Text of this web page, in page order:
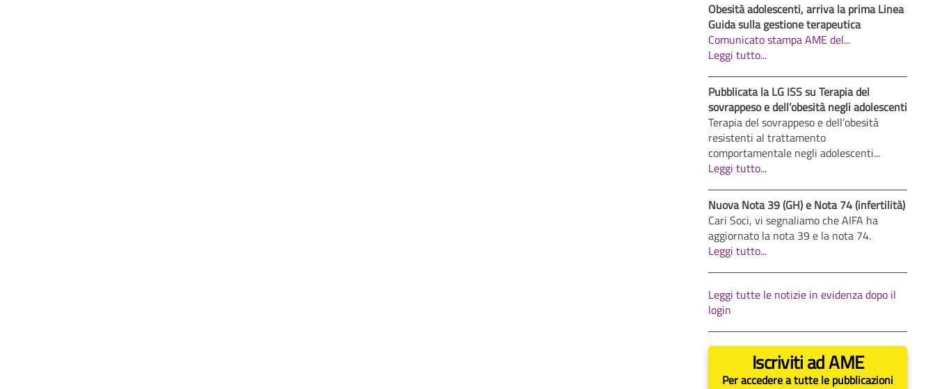
Obesità adolescenti, arriva la prima Linea
Guida sulla gestione terapeutica
Comunicato stampa AME del...
Leggi tutto...
Pubblicata la LG ISS su Terapia del
sovrappeso e dell’obesità negli adolescenti
Terapia del sovrappeso e dell’obesità
resistenti al trattamento
comportamentale negli adolescenti...
Leggi tutto...
Nuova Nota 39 (GH) e Nota 74 (infertilità)
Cari Soci, vi segnaliamo che AIFA ha
aggiornato la nota 39 e la nota 74.
Leggi tutto...
Leggi tutte le notizie in evidenza dopo il
login
Iscriviti ad AME
Per accedere a tutte le pubblicazioni